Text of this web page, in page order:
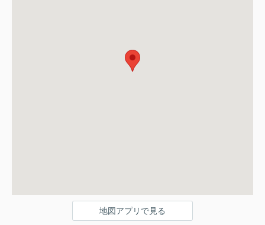
地図アプリで見る